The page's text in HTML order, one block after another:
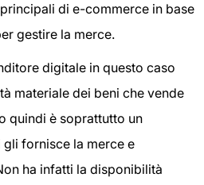
di e-commerce in base
gestire la merce.
digitale in questo caso
materiale dei beni che vende
quindi è soprattutto un
fornisce la merce e
ha infatti la disponibilità